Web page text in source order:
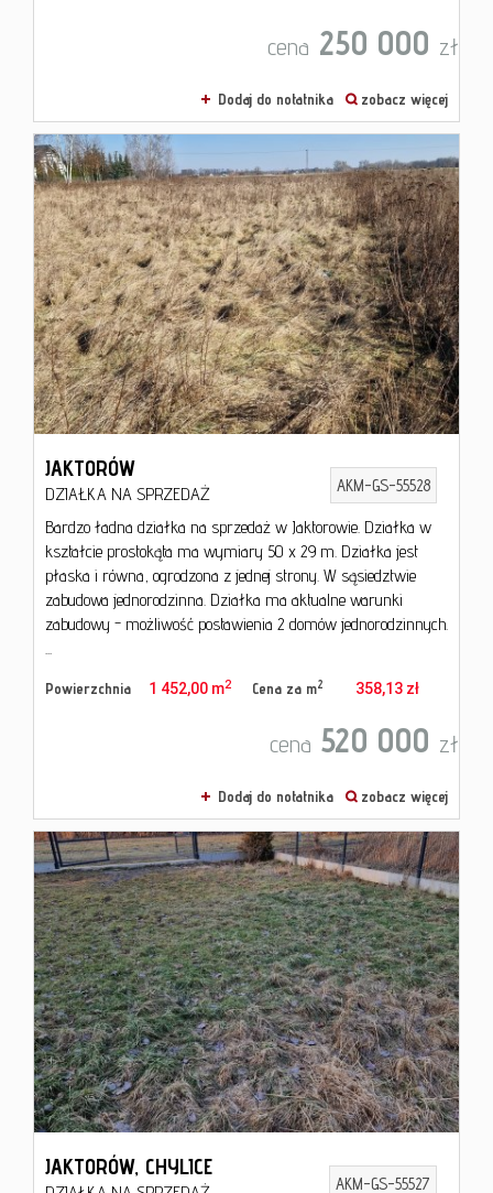
cena 250 000 zł
Dodaj do notatnika zobacz więcej
JAKTORÓW
DZIAŁKA NA SPRZEDAŻ AKM-GS-55528
Bardzo ładna działka na sprzedaż w Jaktorowie. Działka w
kształcie prostokąta ma wymiary 50 x 29 m. Działka jest
płaska i równa, ogrodzona z jednej strony. W sąsiedztwie
zabudowa jednorodzinna. Działka ma aktualne warunki
zabudowy - możliwość postawienia 2 domów jednorodzinnych.
...
Powierzchnia 1 452,00 m2 Cena za m2 358,13 zł
cena 520 000 zł
Dodaj do notatnika zobacz więcej
JAKTORÓW, CHYLICE
AKM-GS-55527